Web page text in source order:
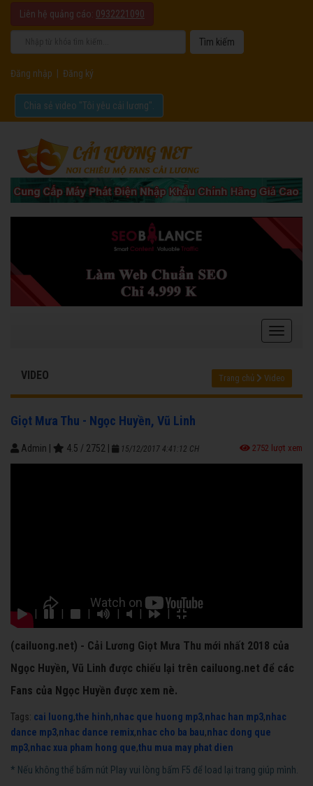
Liên hệ quảng cáo: 0932221090
Đăng nhập Đăng ký
Chia sẻ video "Tôi yêu cải lương".
VIDEO Trang chủ Video
Giọt Mưa Thu - Ngọc Huyền, Vũ Linh
Admin 4.5 / 2752 15/12/2017 4:41:12 CH 2752 lượt xem
(cailuong.net) - Cải Lương Giọt Mưa Thu mới nhất 2018 của
Ngọc Huyền, Vũ Linh được chiếu lại trên cailuong.net để các
Fans của Ngọc Huyền được xem nè.
Tags: cai luong,the hinh,nhac que huong mp3,nhac han mp3,nhac
dance mp3,nhac dance remix,nhac cho ba bau,nhac dong que
mp3,nhac xua pham hong que,thu mua may phat dien
* Nếu không thể bấm nút Play vui lòng bấm F5 để load lại trang giúp mình.